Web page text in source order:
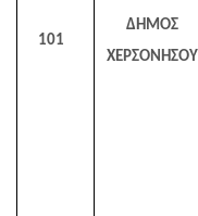
101
ΔΗΜΟΣ
ΧΕΡΣΟΝΗΣΟΥ